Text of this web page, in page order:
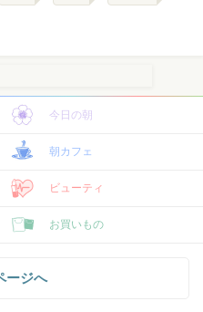
今日の朝
朝カフェ
ビューティ
お買いもの
ージへ